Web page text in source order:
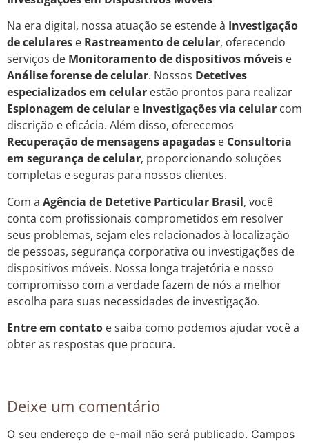
Na era digital, nossa atuação se estende à Investigação
de celulares e Rastreamento de celular, oferecendo
serviços de Monitoramento de dispositivos móveis e
Análise forense de celular. Nossos Detetives
especializados em celular estão prontos para realizar
Espionagem de celular e Investigações via celular com
discrição e eficácia. Além disso, oferecemos
Recuperação de mensagens apagadas e Consultoria
em segurança de celular, proporcionando soluções
completas e seguras para nossos clientes.
Com a Agência de Detetive Particular Brasil, você
conta com profissionais comprometidos em resolver
seus problemas, sejam eles relacionados à localização
de pessoas, segurança corporativa ou investigações de
dispositivos móveis. Nossa longa trajetória e nosso
compromisso com a verdade fazem de nós a melhor
escolha para suas necessidades de investigação.
Entre em contato e saiba como podemos ajudar você a
obter as respostas que procura.
Deixe um comentário
O seu endereço de e-mail não será publicado. Campos